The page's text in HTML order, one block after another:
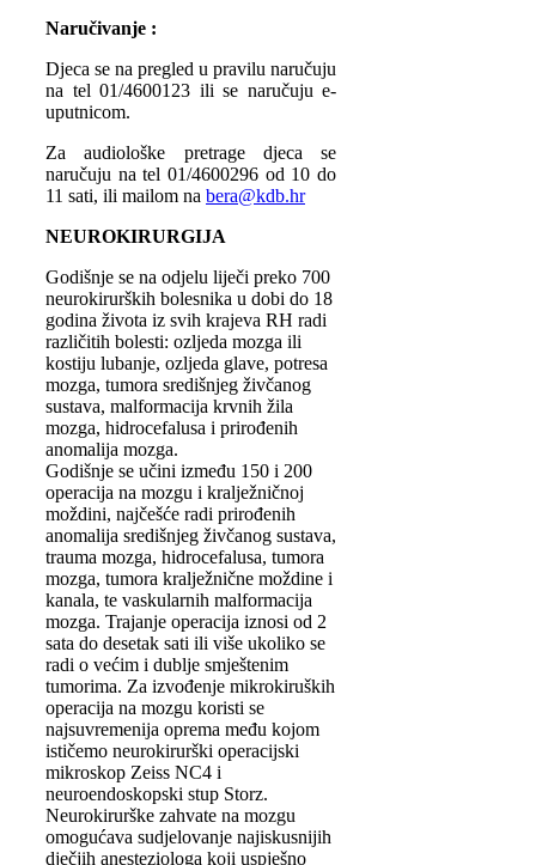
Naručivanje :
Djeca se na pregled u pravilu naručuju
na tel 01/4600123 ili se naručuju e-
uputnicom.
Za audiološke pretrage djeca se
naručuju na tel 01/4600296 od 10 do
11 sati, ili mailom na bera@kdb.hr
NEUROKIRURGIJA
Godišnje se na odjelu liječi preko 700
neurokirurških bolesnika u dobi do 18
godina života iz svih krajeva RH radi
različitih bolesti: ozljeda mozga ili
kostiju lubanje, ozljeda glave, potresa
mozga, tumora središnjeg živčanog
sustava, malformacija krvnih žila
mozga, hidrocefalusa i prirođenih
anomalija mozga.
Godišnje se učini između 150 i 200
operacija na mozgu i kralježničnoj
moždini, najčešće radi prirođenih
anomalija središnjeg živčanog sustava,
trauma mozga, hidrocefalusa, tumora
mozga, tumora kralježnične moždine i
kanala, te vaskularnih malformacija
mozga. Trajanje operacija iznosi od 2
sata do desetak sati ili više ukoliko se
radi o većim i dublje smještenim
tumorima. Za izvođenje mikrokiruških
operacija na mozgu koristi se
najsuvremenija oprema među kojom
ističemo neurokirurški operacijski
mikroskop Zeiss NC4 i
neuroendoskopski stup Storz.
Neurokirurške zahvate na mozgu
omogućava sudjelovanje najiskusnijih
dječjih anesteziologa koji uspješno